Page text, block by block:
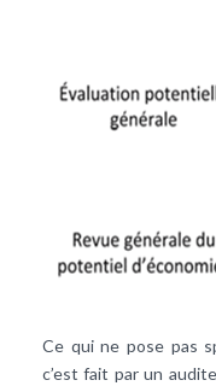
Ce qui ne pose pas
c’est fait par un